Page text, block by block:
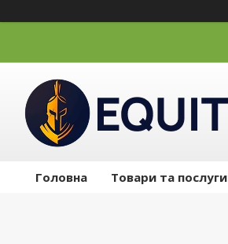
Головна Товари та послуги